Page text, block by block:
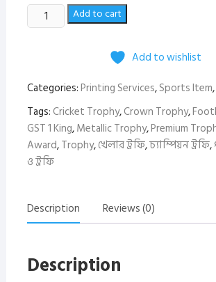
BEST
King
with
Crown
Lid
quantity
Add to cart
Add to wishlist
Categories:Printing Services,Sports Item,
Tags: Cricket Trophy,Crown Trophy,
GST 1 King,Metallic Trophy,Premium
Award,​Trophy,খেলার ট্রফি,চ্যাম্পিয়ন ট্রফি,
ও ট্রফি
Description Reviews (0)
Description